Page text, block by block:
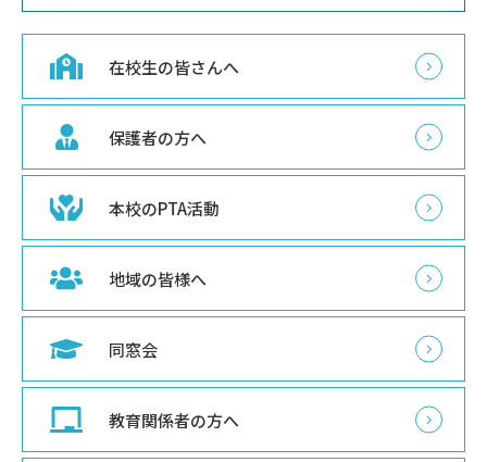
在校生の皆さんへ
保護者の方へ
本校のPTA活動
地域の皆様へ
同窓会
教育関係者の方へ